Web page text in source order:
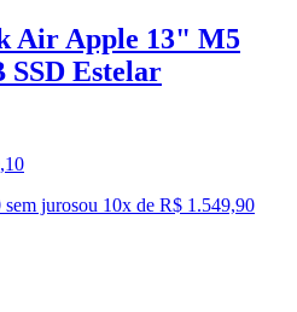
Air Apple 13" M5
SSD Estelar
,10
jurosou 10x de R$ 1.549,90